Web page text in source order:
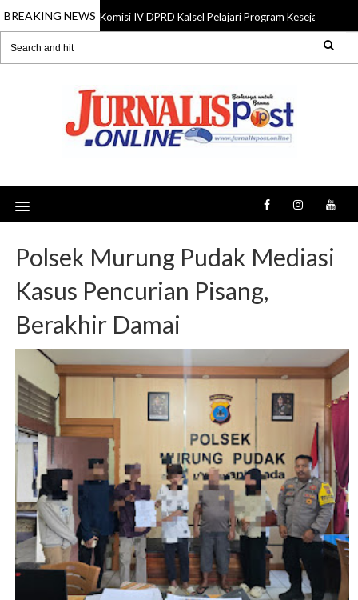
BREAKING NEWS
06 Aug 2026 Komisi IV DPRD Kalsel Pelajari Program
Polsek Murung Pudak Mediasi
Kasus Pencurian Pisang,
Berakhir Damai